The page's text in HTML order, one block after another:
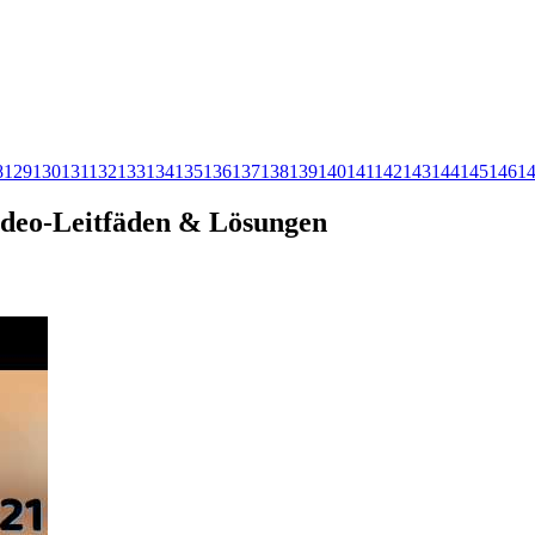
129130131132133134135136137138139140141142143144145146
Leitfäden & Lösungen